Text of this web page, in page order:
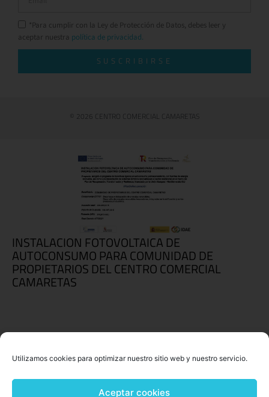
Utilizamos cookies para optimizar nuestro sitio web y nuestro servicio.
Aceptar cookies
*Para cumplir con la Ley de Protección de Datos, debes leer y
aceptar nuestra política de privacidad.
SUSCRIBIRSE
© 2026 CENTRO COMERCIAL CAMARETAS
INSTALACION FOTOVOLTAICA DE
AUTOCONSUMO PARA COMUNIDAD DE
PROPIETARIOS DEL CENTRO COMERCIAL
CAMARETAS